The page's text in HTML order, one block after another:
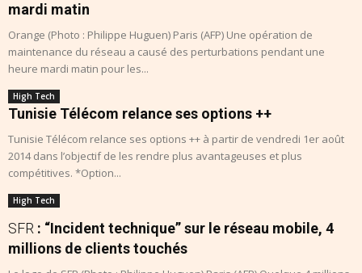
mardi matin
Orange (Photo : Philippe Huguen) Paris (AFP) Une opération de
maintenance du réseau a causé des perturbations pendant une
heure mardi matin pour les...
High Tech
Tunisie Télécom relance ses options ++
Tunisie Télécom relance ses options ++ à partir de vendredi 1er août
2014 dans l’objectif de les rendre plus avantageuses et plus
compétitives. *Option...
High Tech
SFR : “Incident technique” sur le réseau mobile, 4
millions de clients touchés